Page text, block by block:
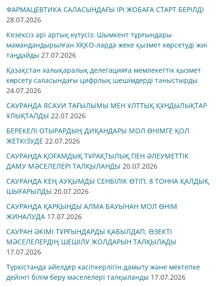
ФАРМАЦЕВТИКА САЛАСЫНДАҒЫ ІРІ ЖОБАҒА СТАРТ БЕРІЛДІ
28.07.2026
Кезексіз әрі артық күтусіз: Шымкент тұрғындары
мамандандырылған ХҚКО-ларда жеке қызмет көрсетуді жиі
таңдайды 27.07.2026
Қазақстан халықаралық делегацияға мемлекеттік қызмет
көрсету саласындағы цифрлық шешімдерді таныстырды
24.07.2026
САУРАНДА ЯСАУИ ТАҒЫЛЫМЫ МЕН ҰЛТТЫҚ ҚҰНДЫЛЫҚТАР
ҰЛЫҚТАЛДЫ 22.07.2026
БЕРЕКЕЛІ ОТЫРАРДЫҢ ДИҚАНДАРЫ МОЛ ӨНІМГЕ ҚОЛ
ЖЕТКІЗУДЕ 22.07.2026
САУРАНДА ҚОҒАМДЫҚ ТҰРАҚТЫЛЫҚ ПЕН ӘЛЕУМЕТТІК
ДАМУ МӘСЕЛЕЛЕРІ ТАЛҚЫЛАНДЫ 20.07.2026
САУРАНДА КЕҢ АУҚЫМДЫ СЕНБІЛІК ӨТІП, 8 ТОННА ҚАЛДЫҚ
ШЫҒАРЫЛДЫ 20.07.2026
САУРАНДА ҚАРҚЫНДЫ АЛМА БАУЫНАН МОЛ ӨНІМ
ЖИНАЛУДА 17.07.2026
САУРАН ӘКІМІ ТҰРҒЫНДАРДЫ ҚАБЫЛДАП, ӨЗЕКТІ
МӘСЕЛЕЛЕРДІҢ ШЕШІЛУ ЖОЛДАРЫН ТАЛҚЫЛАДЫ
17.07.2026
Түркістанда әйелдер кәсіпкерлігін дамыту және мектепке
дейінгі білім беру мәселелері талқыланды 17.07.2026